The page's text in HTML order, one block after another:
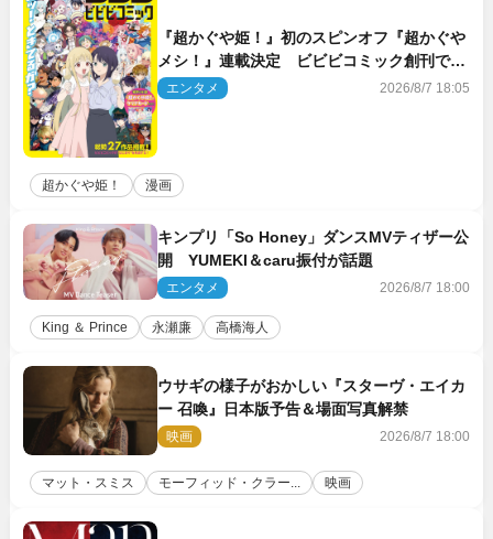
『超かぐや姫！』初のスピンオフ『超かぐや
メシ！』連載決定 ビビビコミック創刊で31
作品一挙公開
エンタメ 2026/8/7 18:05
超かぐや姫！ 漫画
キンプリ「So Honey」ダンスMVティザー公
開 YUMEKI＆caru振付が話題
エンタメ 2026/8/7 18:00
King ＆ Prince 永瀬廉 高橋海人
ウサギの様子がおかしい『スターヴ・エイカ
ー 召喚』日本版予告＆場面写真解禁
映画 2026/8/7 18:00
マット・スミス モーフィッド・クラー... 映画